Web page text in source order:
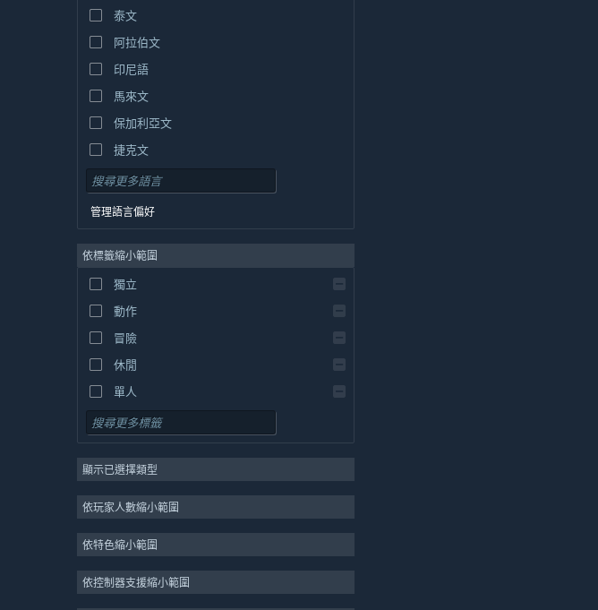
泰文
阿拉伯文
印尼語
馬來文
保加利亞文
捷克文
丹麥文
德文
西班牙文 - 西班牙
西班牙文 - 拉丁美洲
希臘文
管理語言偏好
依標籤縮小範圍
獨立
動作
冒險
休閒
單人
模擬
策略
2D
3D
免費遊玩
顯示已選擇類型
依玩家人數縮小範圍
依特色縮小範圍
依控制器支援縮小範圍